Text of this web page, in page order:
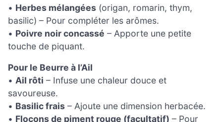
• Herbes mélangées (origan, romarin, thym,
basilic) – Pour compléter les arômes.
• Poivre noir concassé – Apporte une petite
touche de piquant.
Pour le Beurre à l’Ail
• Ail rôti – Infuse une chaleur douce et
savoureuse.
• Basilic frais – Ajoute une dimension herbacée.
• Flocons de piment rouge (facultatif) – Pour